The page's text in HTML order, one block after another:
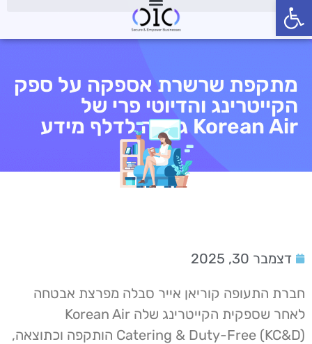
פתח סרגל נגישות
מתקפת שרשרת אספקה על ספק
הקייטרינג והדיוטי פרי של
Korean Air גרמה לדלף מידע
דצמבר 30, 2025
חברת התעופה קוריאן אייר סבלה מפרצת אבטחה
לאחר שספקית הקייטרינג שלה Korean Air
Catering & Duty-Free (KC&D) הותקפה וכתוצאה,